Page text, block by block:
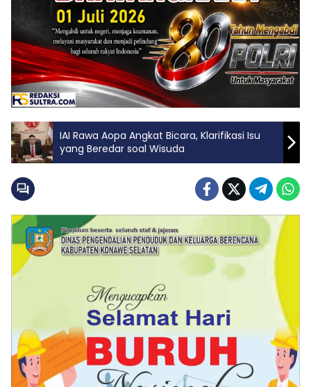
IAI Rawa Aopa Angkat Bicara, Klarifikasi Isu
yang Beredar soal Wisuda